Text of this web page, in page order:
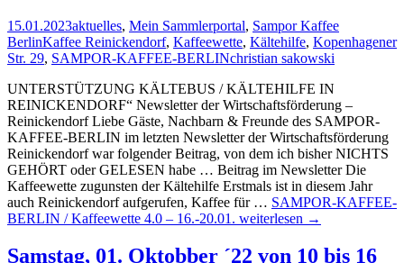
15.01.2023aktuelles, Mein Sammlerportal, Sampor Kaffee
BerlinKaffee Reinickendorf, Kaffeewette, Kältehilfe, Kopenhagener
Str. 29, SAMPOR-KAFFEE-BERLINchristian sakowski
UNTERSTÜTZUNG KÄLTEBUS / KÄLTEHILFE IN
REINICKENDORF“ Newsletter der Wirtschaftsförderung –
Reinickendorf Liebe Gäste, Nachbarn & Freunde des SAMPOR-
KAFFEE-BERLIN im letzten Newsletter der Wirtschaftsförderung
Reinickendorf war folgender Beitrag, von dem ich bisher NICHTS
GEHÖRT oder GELESEN habe … Beitrag im Newsletter Die
Kaffeewette zugunsten der Kältehilfe Erstmals ist in diesem Jahr
auch Reinickendorf aufgerufen, Kaffee für … SAMPOR-KAFFEE-
BERLIN / Kaffeewette 4.0 – 16.-20.01. weiterlesen →
Samstag, 01. Oktobber ´22 von 10 bis 16